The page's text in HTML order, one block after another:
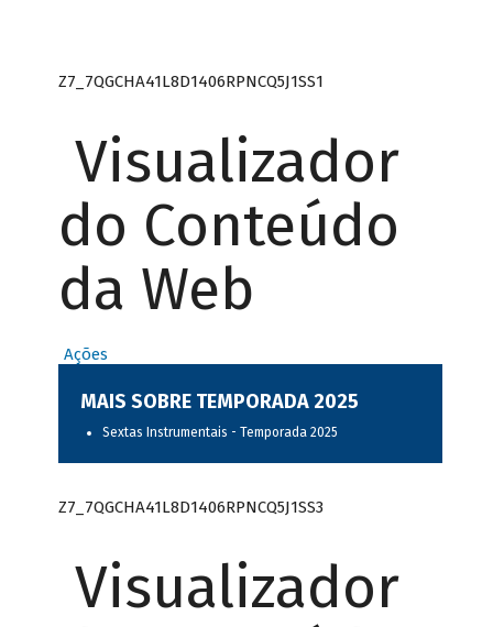
Z7_7QGCHA41L8D1406RPNCQ5J1SS1
Visualizador
do Conteúdo
da Web
Ações
MAIS SOBRE TEMPORADA 2025
Sextas Instrumentais - Temporada 2025
Z7_7QGCHA41L8D1406RPNCQ5J1SS3
Visualizador